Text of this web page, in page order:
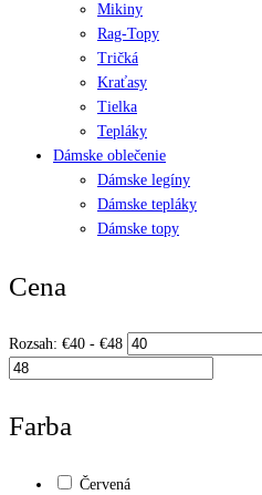
Mikiny
Rag-Topy
Tričká
Kraťasy
Tielka
Tepláky
Dámske oblečenie
Dámske legíny
Dámske tepláky
Dámske topy
Cena
Rozsah: €40 - €48
Farba
Červená